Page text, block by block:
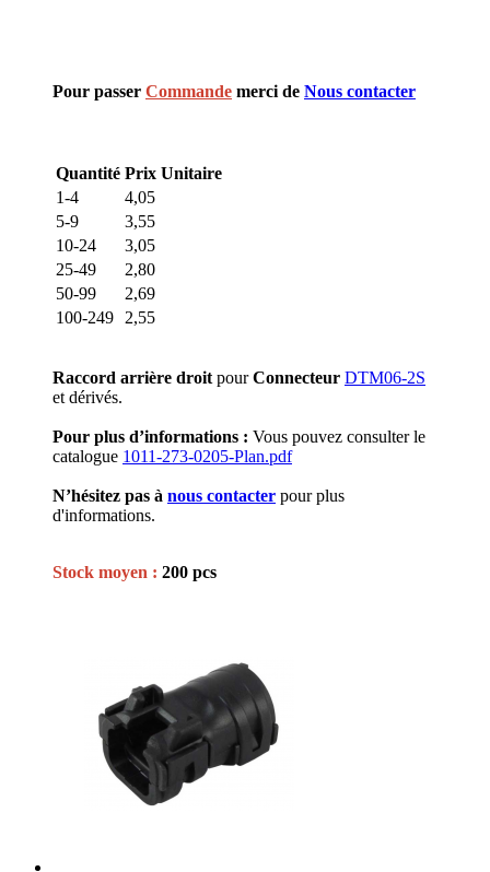
Pour passer Commande merci de Nous contacter
Quantité Prix Unitaire
1-4
4,05
5-9
3,55
10-24
3,05
25-49
2,80
50-99
2,69
100-249
2,55
Raccord arrière droit pourConnecteur DTM06-2S
et dérivés.
Pour plus d’informations : Vous pouvez consulter le
catalogue 1011-273-0205-Plan.pdf
N’hésitez pas à nous contacter pour plus
d'informations.
Stock moyen : 200 pcs